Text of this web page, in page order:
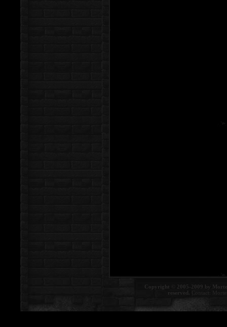
Copyright © 2005-2009 by
reserved. Contact: